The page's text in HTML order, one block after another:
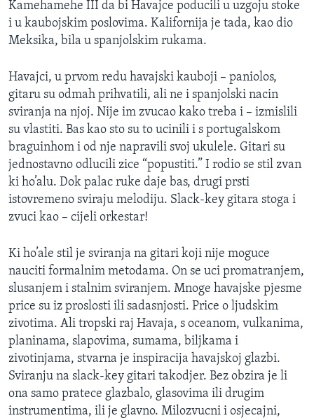
Jezici
Kamehamehe III da bi Havajce poducili u uzgoju stoke
i u kaubojskim poslovima. Kalifornija je tada, kao dio
Meksika, bila u spanjolskim rukama.
Havajci, u prvom redu havajski kauboji – paniolos,
gitaru su odmah prihvatili, ali ne i spanjolski nacin
sviranja na njoj. Nije im zvucao kako treba i – izmislili
su vlastiti. Bas kao sto su to ucinili i s portugalskom
braguinhom i od nje napravili svoj ukulele. Gitari su
jednostavno odlucili zice “popustiti.” I rodio se stil zvan
ki ho’alu. Dok palac ruke daje bas, drugi prsti
istovremeno sviraju melodiju. Slack-key gitara stoga i
zvuci kao – cijeli orkestar!
Ki ho’ale stil je sviranja na gitari koji nije moguce
nauciti formalnim metodama. On se uci promatranjem,
slusanjem i stalnim sviranjem. Mnoge havajske pjesme
price su iz proslosti ili sadasnjosti. Price o ljudskim
zivotima. Ali tropski raj Havaja, s oceanom, vulkanima,
planinama, slapovima, sumama, biljkama i
zivotinjama, stvarna je inspiracija havajskoj glazbi.
Sviranju na slack-key gitari takodjer. Bez obzira je li
ona samo pratece glazbalo, glasovima ili drugim
instrumentima, ili je glavno. Milozvucni i osjecajni,